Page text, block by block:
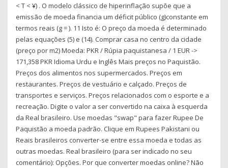
< T < ¥) . O modelo clássico de hiperinflação supõe que a
emissão de moeda financia um déficit público (g)constante em
termos reais (g = ). 11 Isto é: O preço da moeda é determinado
pelas equações (5) e (14). Comprar casa no centro da cidade
(preço por m2) Moeda: PKR / Rúpia paquistanesa / 1 EUR ->
171,358 PKR Idioma Urdu e Inglês Mais preços no Paquistão.
Preços dos alimentos nos supermercados. Preços em
restaurantes. Preços de vestuário e calçado. Preços de
transportes e serviços. Preços relacionados com o esporte e a
recreação. Digite o valor a ser convertido na caixa à esquerda
da Real brasileiro. Use moedas "swap" para fazer Rupee De
Paquistão a moeda padrão. Clique em Rupees Pakistani ou
Reais brasileiros converter-se entre essa moeda e todas as
outras moedas. Real brasileiro (para ser indicado no seu
comentário): Opções. Por que converter moedas online? Não